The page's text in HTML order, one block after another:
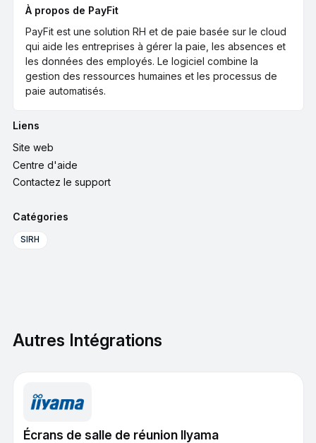
À propos de PayFit
PayFit est une solution RH et de paie basée sur le cloud
qui aide les entreprises à gérer la paie, les absences et
les données des employés. Le logiciel combine la
gestion des ressources humaines et les processus de
paie automatisés.
Liens
Site web
Centre d'aide
Contactez le support
Catégories
SIRH
Autres Intégrations
Écrans de salle de réunion Ilyama